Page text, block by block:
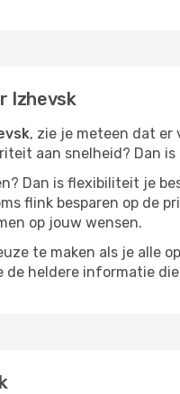
Izhevsk
, zie je meteen dat
aan snelheid? Dan
Dan is flexibiliteit je
flink besparen op de
op jouw wensen.
te maken als je alle
heldere informatie